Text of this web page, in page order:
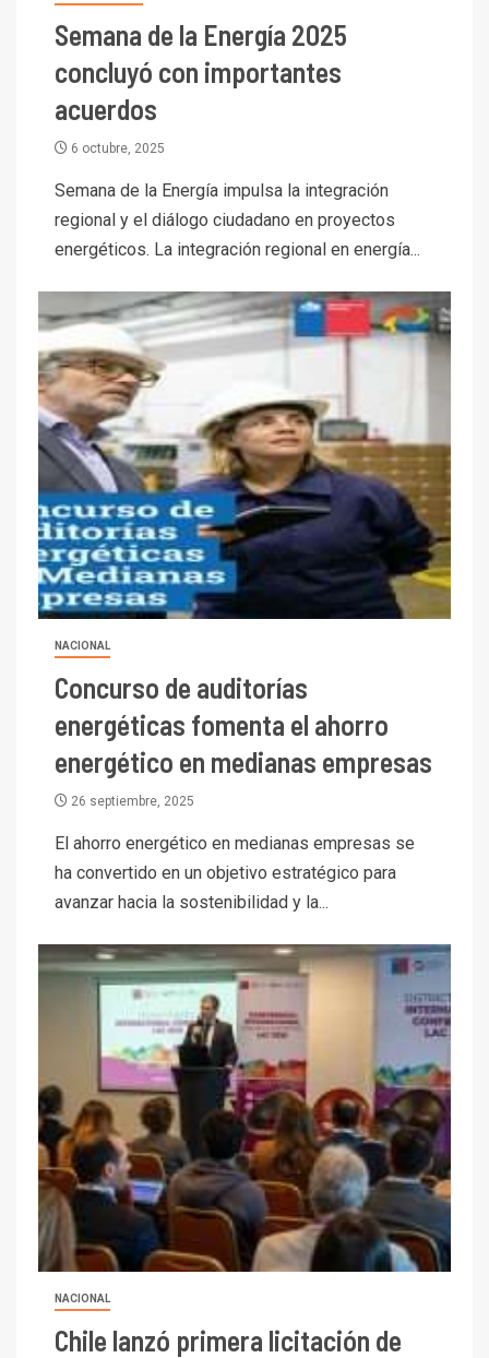
Semana de la Energía 2025
concluyó con importantes
acuerdos
6 octubre, 2025
Semana de la Energía impulsa la integración
regional y el diálogo ciudadano en proyectos
energéticos. La integración regional en energía...
NACIONAL
Concurso de auditorías
energéticas fomenta el ahorro
energético en medianas empresas
26 septiembre, 2025
El ahorro energético en medianas empresas se
ha convertido en un objetivo estratégico para
avanzar hacia la sostenibilidad y la...
NACIONAL
Chile lanzó primera licitación de